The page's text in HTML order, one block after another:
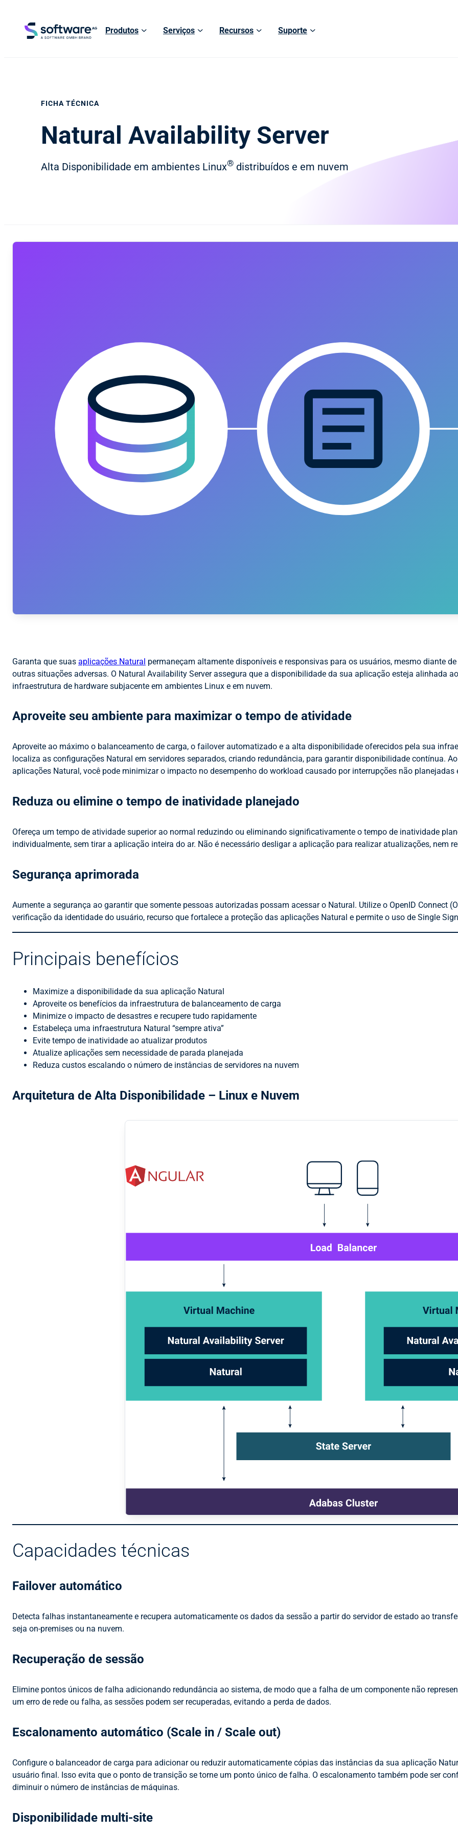
Produtos Serviços Recursos Suporte
FICHA TÉCNICA
Natural Availability Server
Alta Disponibilidade em ambientes Linux® distribuídos e em nuvem
Garanta que suas aplicações Natural permaneçam altamente disponíveis e responsivas para os usuários, mesmo diante
outras situações adversas. O Natural Availability Server assegura que a disponibilidade da sua aplicação esteja alinhada
infraestrutura de hardware subjacente em ambientes Linux e em nuvem.
Aproveite seu ambiente para maximizar o tempo de atividade
Aproveite ao máximo o balanceamento de carga, o failover automatizado e a alta disponibilidade oferecidos pela sua
localiza as configurações Natural em servidores separados, criando redundância, para garantir disponibilidade contínua.
aplicações Natural, você pode minimizar o impacto no desempenho do workload causado por interrupções não planejadas
Reduza ou elimine o tempo de inatividade planejado
Ofereça um tempo de atividade superior ao normal reduzindo ou eliminando significativamente o tempo de inatividade
individualmente, sem tirar a aplicação inteira do ar. Não é necessário desligar a aplicação para realizar atualizações, nem
Segurança aprimorada
Aumente a segurança ao garantir que somente pessoas autorizadas possam acessar o Natural. Utilize o OpenID Connect
verificação da identidade do usuário, recurso que fortalece a proteção das aplicações Natural e permite o uso de Single
Principais benefícios
Maximize a disponibilidade da sua aplicação Natural
Aproveite os benefícios da infraestrutura de balanceamento de carga
Minimize o impacto de desastres e recupere tudo rapidamente
Estabeleça uma infraestrutura Natural “sempre ativa”
Evite tempo de inatividade ao atualizar produtos
Atualize aplicações sem necessidade de parada planejada
Reduza custos escalando o número de instâncias de servidores na nuvem
Arquitetura de Alta Disponibilidade – Linux e Nuvem
Capacidades técnicas
Failover automático
Detecta falhas instantaneamente e recupera automaticamente os dados da sessão a partir do servidor de estado ao
seja on-premises ou na nuvem.
Recuperação de sessão
Elimine pontos únicos de falha adicionando redundância ao sistema, de modo que a falha de um componente não
um erro de rede ou falha, as sessões podem ser recuperadas, evitando a perda de dados.
Escalonamento automático (Scale in / Scale out)
Configure o balanceador de carga para adicionar ou reduzir automaticamente cópias das instâncias da sua aplicação
usuário final. Isso evita que o ponto de transição se torne um ponto único de falha. O escalonamento também pode ser
diminuir o número de instâncias de máquinas.
Disponibilidade multi-site